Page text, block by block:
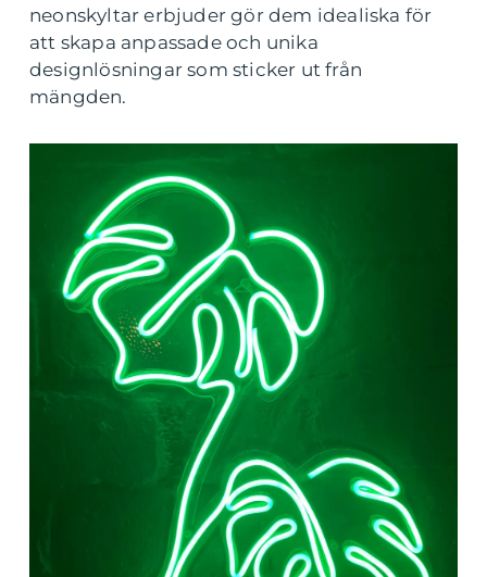
neonskyltar erbjuder gör dem idealiska för
att skapa anpassade och unika
designlösningar som sticker ut från
mängden.